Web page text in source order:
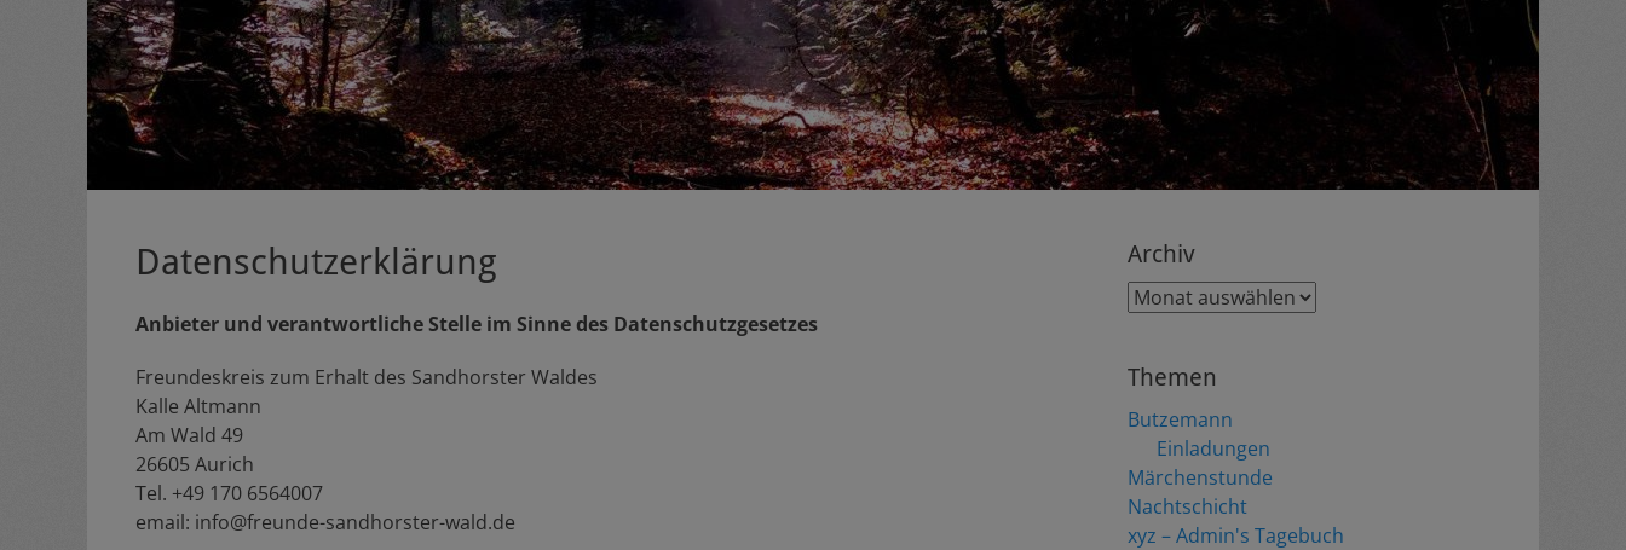
Datenschutzerklärung
Anbieter und verantwortliche Stelle im Sinne des Datenschutzgesetzes
Freundeskreis zum Erhalt des Sandhorster Waldes
Kalle Altmann
Am Wald 49
26605 Aurich
Tel. +49 170 6564007
email: info@freunde-sandhorster-wald.de
Archiv
Archiv
Themen
Butzemann
Einladungen
Märchenstunde
Nachtschicht
xyz – Admin's Tagebuch